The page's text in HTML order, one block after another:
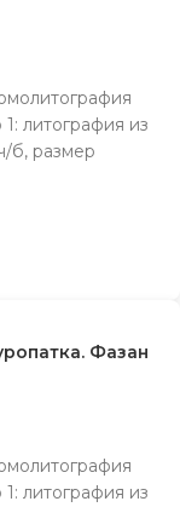
литография из
б, размер
Фазан
литография из